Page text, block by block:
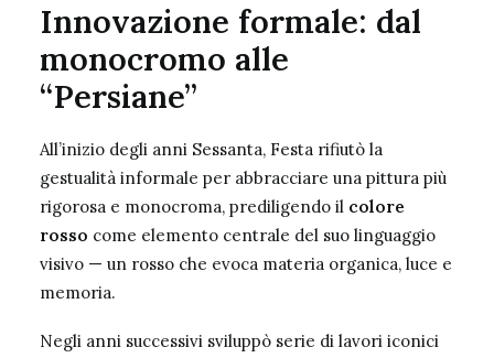
Innovazione formale: dal
monocromo alle
“Persiane”
All’inizio degli anni Sessanta, Festa rifiutò la
gestualità informale per abbracciare una pittura più
rigorosa e monocroma, prediligendo il colore
rosso come elemento centrale del suo linguaggio
visivo — un rosso che evoca materia organica, luce e
memoria.
Negli anni successivi sviluppò serie di lavori iconici